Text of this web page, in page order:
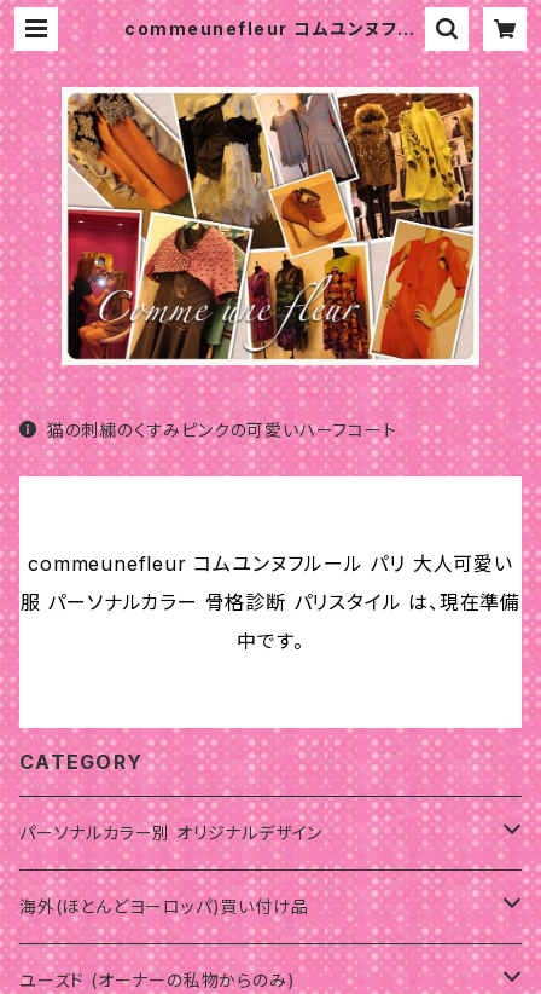
commeunefleur コムユンヌフル
ール パリ 大人可愛い服 パーソナル
カラー 骨格診断 パリスタイル
猫の刺繍のくすみピンクの可愛いハーフコート
commeunefleur コムユンヌフルール パリ 大人可愛い
服 パーソナルカラー 骨格診断 パリスタイル は、現在準備
中です。
CATEGORY
パーソナルカラー別 オリジナルデザイン
サマー
ウェーブ
ウインター
海外(ほとんどヨーロッパ)買い付け品
サマー
ユーズド (オーナーの私物からのみ)